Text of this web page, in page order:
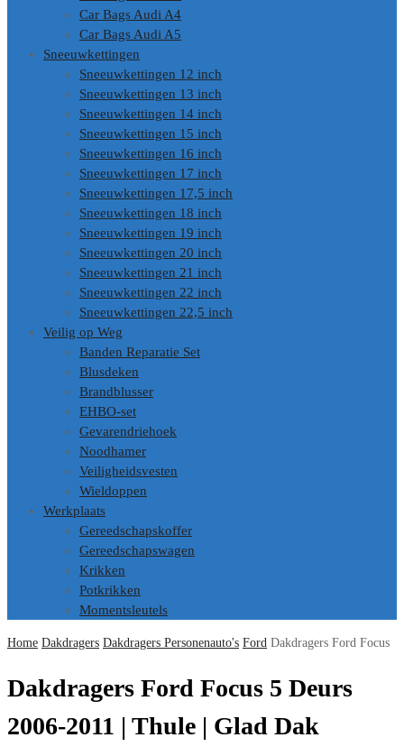
Car Bags Audi A4
Car Bags Audi A5
Sneeuwkettingen
Sneeuwkettingen 12 inch
Sneeuwkettingen 13 inch
Sneeuwkettingen 14 inch
Sneeuwkettingen 15 inch
Sneeuwkettingen 16 inch
Sneeuwkettingen 17 inch
Sneeuwkettingen 17,5 inch
Sneeuwkettingen 18 inch
Sneeuwkettingen 19 inch
Sneeuwkettingen 20 inch
Sneeuwkettingen 21 inch
Sneeuwkettingen 22 inch
Sneeuwkettingen 22,5 inch
Veilig op Weg
Banden Reparatie Set
Blusdeken
Brandblusser
EHBO-set
Gevarendriehoek
Noodhamer
Veiligheidsvesten
Wieldoppen
Werkplaats
Gereedschapskoffer
Gereedschapswagen
Krikken
Potkrikken
Momentsleutels
Home Dakdragers Dakdragers Personenauto's Ford Dakdragers Ford Focus
Dakdragers Ford Focus 5 Deurs
2006-2011 | Thule | Glad Dak